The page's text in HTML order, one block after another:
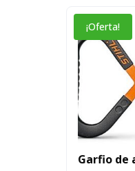
¡Oferta!
Garfio de